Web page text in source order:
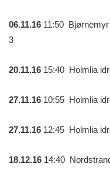
06.11.16 11:50
3
20.11.16 15:40 Holmlia
27.11.16 10:55 Holmlia
27.11.16 12:45 Holmlia
18.12.16 14:40